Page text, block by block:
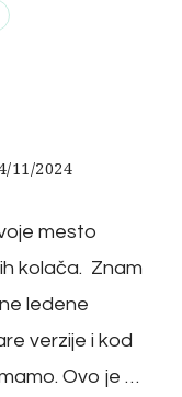
11/2024
mesto
kolača. Znam
ledene
verzije i kod
Ovo je …